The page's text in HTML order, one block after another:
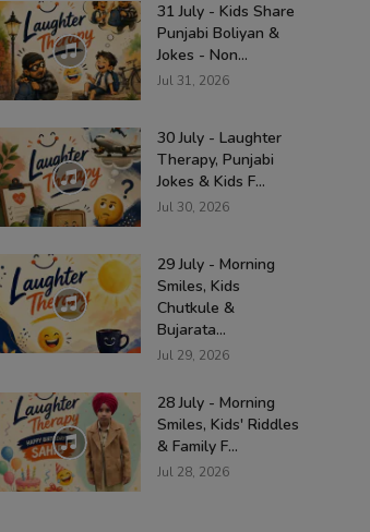
31 July - Kids Share
Punjabi Boliyan &
Jokes - Non...
Jul 31, 2026
30 July - Laughter
Therapy, Punjabi
Jokes & Kids F...
Jul 30, 2026
29 July - Morning
Smiles, Kids
Chutkule &
Bujarata...
Jul 29, 2026
28 July - Morning
Smiles, Kids' Riddles
& Family F...
Jul 28, 2026